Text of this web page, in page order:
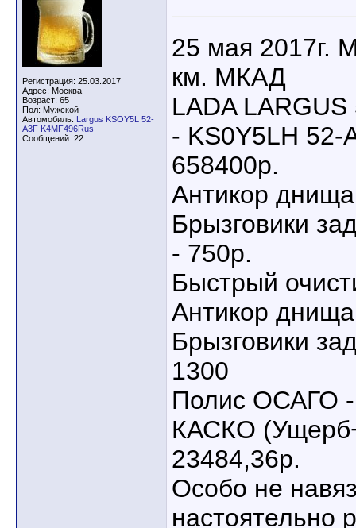
Регистрация: 25.03.2017
Адрес: Москва
Возраст: 65
Пол: Мужской
Автомобиль: Largus KSOY5L 52-
A3F K4MF496Rus
Сообщений: 22
25 мая 2017г.
км. МКАД
LADA
- KS0Y5LH 52-
658400р.
Антикор
Брызговики
- 750р.
Быстрый
Антикор
Брызговики
1300
Полис ОСАГО
КАСКО
23484,36р.
Особо не
настоятельно